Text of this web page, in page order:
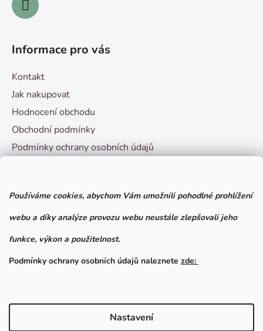
Používáme cookies, abychom Vám umožnili pohodlné prohlížení
webu a díky analýze provozu webu neustále zlepšovali jeho
funkce, výkon a použitelnost.
Podmínky ochrany osobních údajů naleznete zde:
Nastavení
Informace pro vás
Kontakt
Jak nakupovat
Hodnocení obchodu
Obchodní podmínky
Podmínky ochrany osobních údajů
Facebook